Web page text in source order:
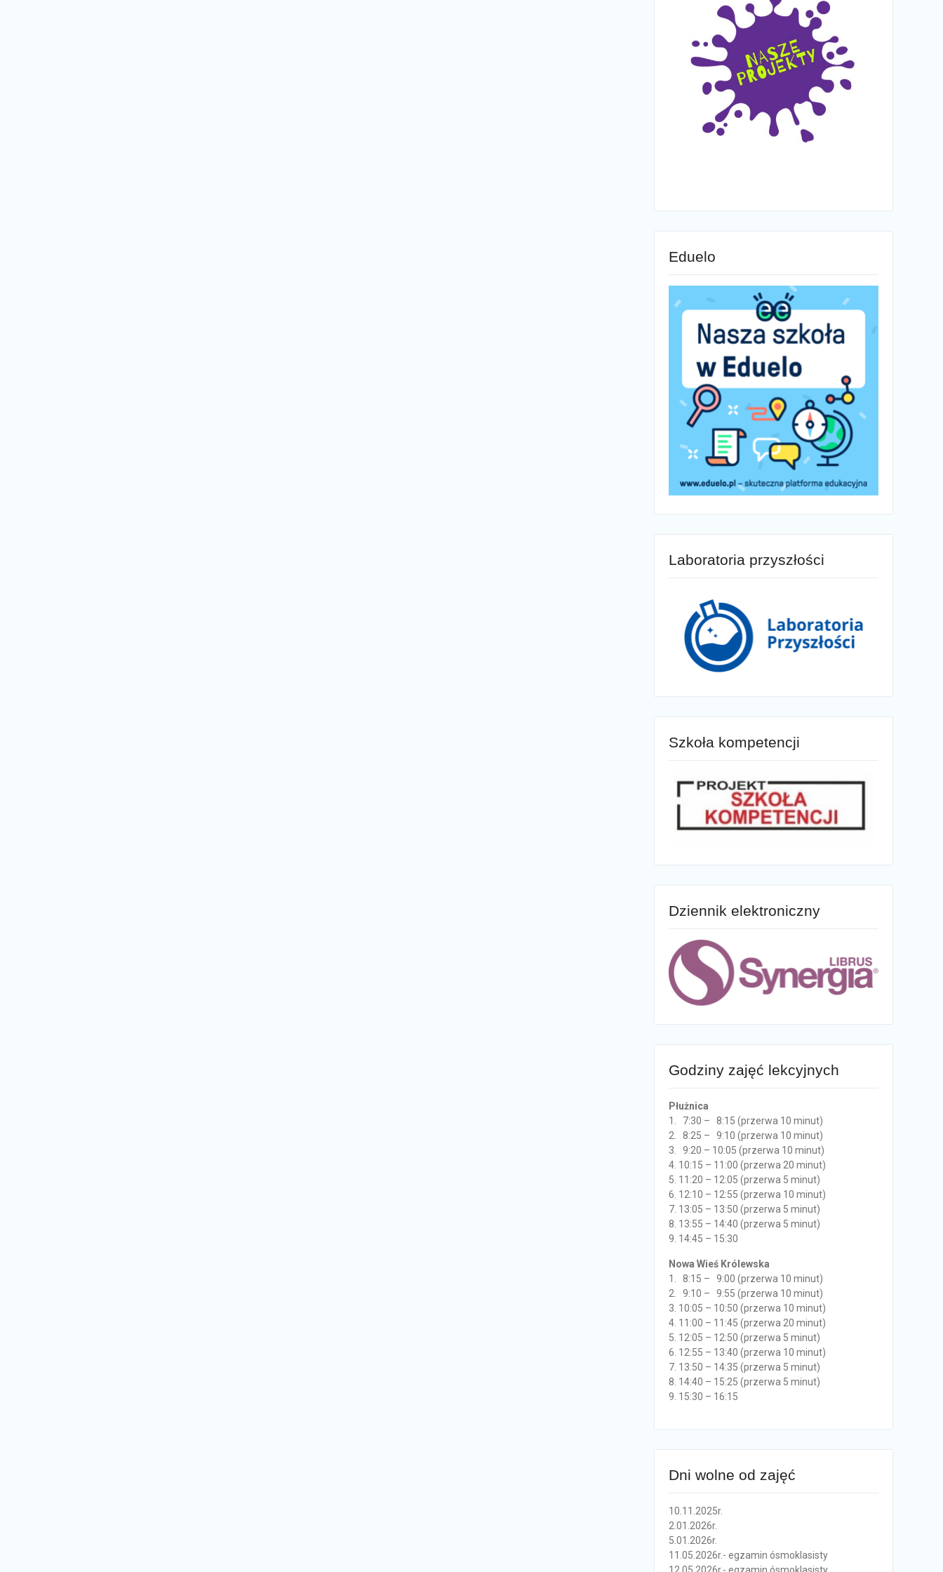
Eduelo
Laboratoria przyszłości
Szkoła kompetencji
Dziennik elektroniczny
Godziny zajęć lekcyjnych
Płużnica
1. 7:30 – 8:15 (przerwa 10 minut)
2. 8:25 – 9:10 (przerwa 10 minut)
3. 9:20 – 10:05 (przerwa 10 minut)
4. 10:15 – 11:00 (przerwa 20 minut)
5. 11:20 – 12:05 (przerwa 5 minut)
6. 12:10 – 12:55 (przerwa 10 minut)
7. 13:05 – 13:50 (przerwa 5 minut)
8. 13:55 – 14:40 (przerwa 5 minut)
9. 14:45 – 15:30
Nowa Wieś Królewska
1. 8:15 – 9:00 (przerwa 10 minut)
2. 9:10 – 9:55 (przerwa 10 minut)
3. 10:05 – 10:50 (przerwa 10 minut)
4. 11:00 – 11:45 (przerwa 20 minut)
5. 12:05 – 12:50 (przerwa 5 minut)
6. 12:55 – 13:40 (przerwa 10 minut)
7. 13:50 – 14:35 (przerwa 5 minut)
8. 14:40 – 15:25 (przerwa 5 minut)
9. 15:30 – 16:15
Dni wolne od zajęć
10.11.2025r.
2.01.2026r.
5.01.2026r.
11.05.2026r.- egzamin ósmoklasisty